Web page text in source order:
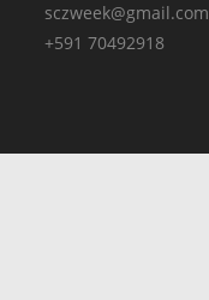
sczweek@gmail.com
+591 70492918